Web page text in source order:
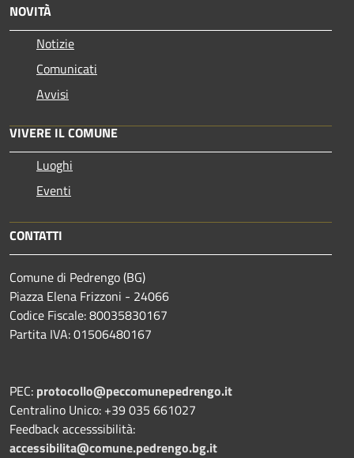
NOVITÀ
Notizie
Comunicati
Avvisi
VIVERE IL COMUNE
Luoghi
Eventi
CONTATTI
Comune di Pedrengo (BG)
Piazza Elena Frizzoni - 24066
Codice Fiscale: 80035830167
Partita IVA: 01506480167
PEC: protocollo@peccomunepedrengo.it
Centralino Unico: +39 035 661027
Feedback accesssibilità:
accessibilita@comune.pedrengo.bg.it